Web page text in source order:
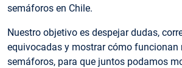
semáforos en Chile.
Nuestro objetivo es despejar dudas,
equivocadas y mostrar cómo funcionan
semáforos, para que juntos podamos